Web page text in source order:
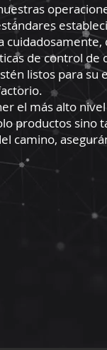
de control de
listos para su
el más alto
productos sino
camino,